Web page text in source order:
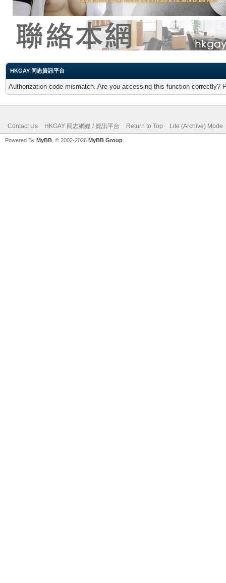
HKGAY 同志資訊平台
Authorization code mismatch. Are you accessing this function correctly?
Contact Us HKGAY 同志網媒 / 資訊平台 Return to Top Lite (Archive) Mode
Powered By MyBB , © 2002-2026 MyBB Group